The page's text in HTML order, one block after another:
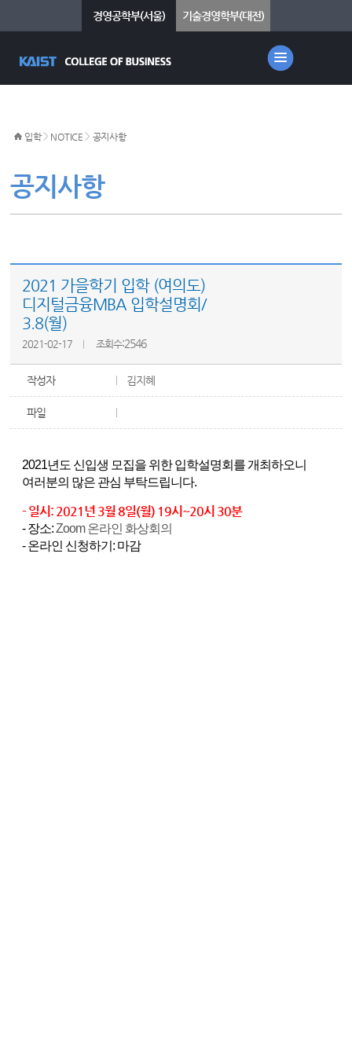
경영공학부(서울) 기술경영학부(대전)
공지사항
입학> NOTICE > 공지사항
2021 가을학기 입학 (여의도)
디지털금융MBA 입학설명회/
3.8(월)
2021-02-17 조회수:2546
작성자 김지혜
파일
2021년도 신입생 모집을 위한 입학설명회를 개최하오니
여러분의 많은 관심 부탁드립니다.
- 일시: 2021 년 3월 8일(월) 19시~20시 30분
- 장소:Zoom 온라인 화상회의
- 온라인 신청하기: 마감